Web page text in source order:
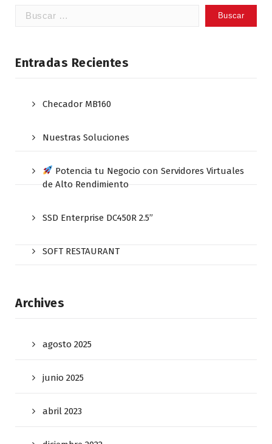
Buscar:
Entradas Recientes
Checador MB160
Nuestras Soluciones
Potencia tu Negocio con Servidores Virtuales
de Alto Rendimiento
SSD Enterprise DC450R 2.5”
SOFT RESTAURANT
Archives
agosto 2025
junio 2025
abril 2023